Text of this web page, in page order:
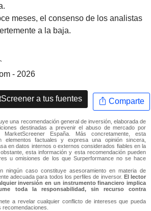
meses, el consenso de los analistas
a la baja.
- 2026
a tus fuentes Comparte
una recomendación general de inversión, elaborada de
destinadas a prevenir el abuso de mercado por
MarketScreener España. Más concretamente, esta
elementos factuales y expresa una opinión sincera,
en datos internos o externos considerados fiables en la
esta información y esta recomendación pueden
u omisiones de los que Surperformance no se hace
ningún caso constituye asesoramiento en materia de
adecuada para todos los perfiles de inversor. El lector
inversión en un instrumento financiero implica
toda la responsabilidad, sin recurso contra
a revelar cualquier conflicto de intereses que pueda